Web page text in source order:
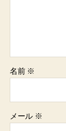
名前 ※
メール ※